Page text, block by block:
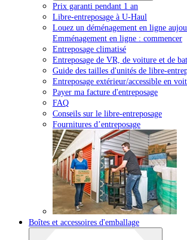
Prix garanti pendant 1 an
Libre-entreposage à U-Haul
Louez un déménagement en ligne
Emménagement en ligne : commencer
Entreposage climatisé
Entreposage de VR, de voiture et de
Guide des tailles d'unités de libre-
Entreposage extérieur/accessible en
Payer ma facture d'entreposage
FAQ
Conseils sur le libre-entreposage
Fournitures d’entreposage
Boîtes et accessoires d'emballage